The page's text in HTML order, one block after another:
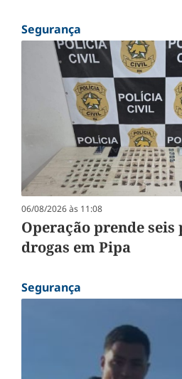
Segurança
06/08/2026 às 11:08
Operação prende
drogas em Pipa
Segurança